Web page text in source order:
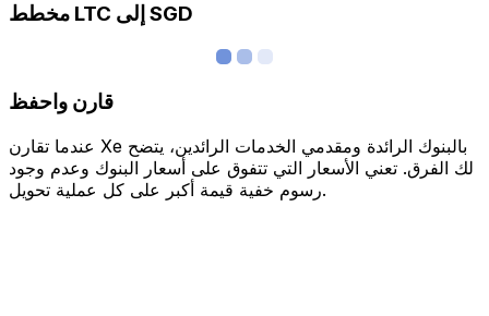
مخطط LTC إلى SGD
قارن واحفظ
عندما تقارن Xe بالبنوك الرائدة ومقدمي الخدمات الرائدين، يتضح
لك الفرق. تعني الأسعار التي تتفوق على أسعار البنوك وعدم وجود
رسوم خفية قيمة أكبر على كل عملية تحويل.